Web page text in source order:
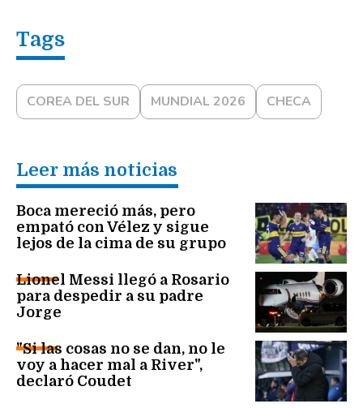
COREA DEL SUR MUNDIAL 2026 CHECA
Leer más noticias
Boca mereció más, pero
empató con Vélez y sigue
lejos de la cima de su grupo
Lionel Messi llegó a Rosario
para despedir a su padre
Jorge
"Si las cosas no se dan, no le
voy a hacer mal a River",
declaró Coudet